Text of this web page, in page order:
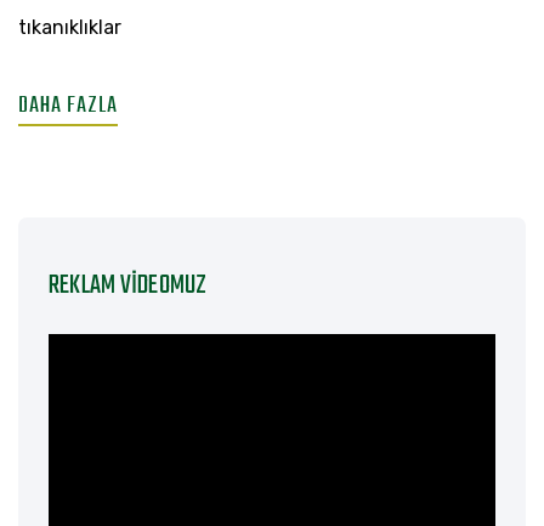
tıkanıklıklar
DAHA FAZLA
REKLAM VIDEOMUZ